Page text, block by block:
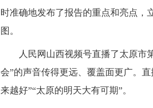
时准确地发布了报告的重点和亮点，
图。
人民网山西视频号直播了太原市第
会”的声音传得更远、覆盖面更广。
来越好”“太原的明天大有可期”。